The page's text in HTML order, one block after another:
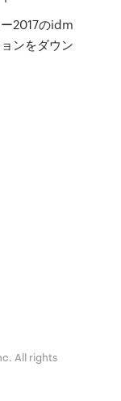
2017のidm
ンをダウン
All rights